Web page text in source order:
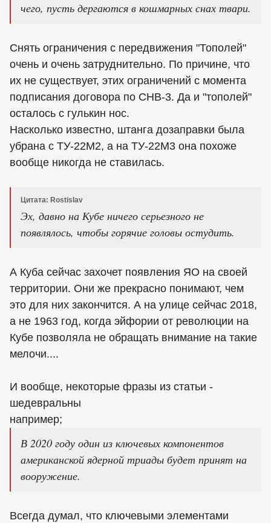
чего, пусть дергаются в кошмарных снах твари.
Снять ограничения с передвижения "Тополей"
очень и очень затруднительно. По причине, что
их не существует, этих ограничений с момента
подписания договора по СНВ-3. Да и "тополей"
осталось с гулькин нос.
Насколько известно, штанга дозаправки была
убрана с ТУ-22М2, а на ТУ-22М3 она похоже
вообще никогда не ставилась.
Цитата: Rostislav
Эх, давно на Кубе ничего серьезного не
появлялось, чтобы горячие головы остудить.
А Куба сейчас захочет появления ЯО на своей
территории. Они же прекрасно понимают, чем
это для них закончится. А на улице сейчас 2018,
а не 1963 год, когда эйфории от революции на
Кубе позволяла не обращать внимание на такие
мелочи....
И вообще, некоторые фразы из статьи -
шедевральны
например;
В 2020 году один из ключевых компонентов
американской ядерной триады будет принят на
вооружение.
Всегда думал, что ключевыми элементами